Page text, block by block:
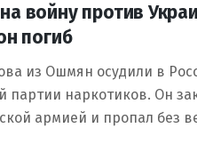
войну против
погиб
из Ошмян осудили в
партии наркотиков. Он
армией и пропал без